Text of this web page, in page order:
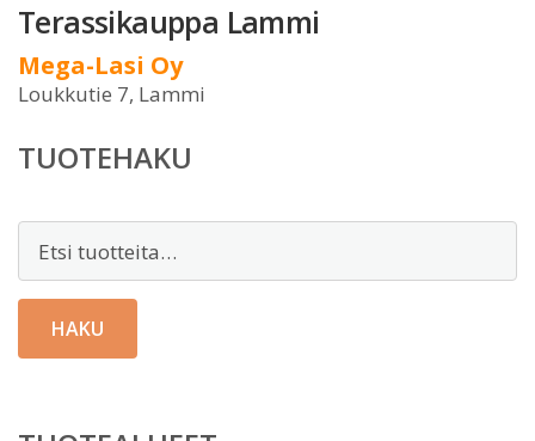
Terassikauppa Lammi
Mega-Lasi Oy
Loukkutie 7, Lammi
TUOTEHAKU
HAKU